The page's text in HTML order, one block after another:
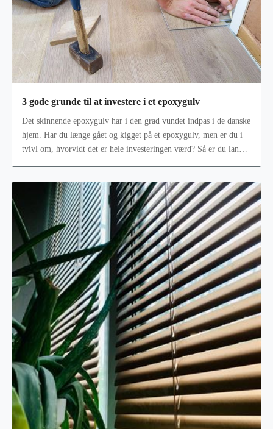
3 gode grunde til at investere i et epoxygulv
Det skinnende epoxygulv har i den grad vundet indpas i de danske
hjem. Har du længe gået og kigget på et epoxygulv, men er du i
tvivl om, hvorvidt det er hele investeringen værd? Så er du landet